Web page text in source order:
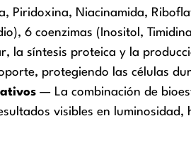
Piridoxina, Niacinamida,
6 coenzimas (Inositol,
la síntesis proteica y la
protegiendo las células
— La combinación de
visibles en